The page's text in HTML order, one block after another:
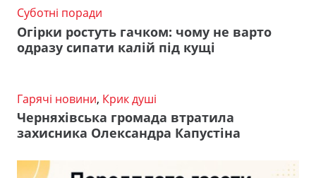
Суботні поради
Огірки ростуть гачком: чому не варто
одразу сипати калій під кущі
Гарячі новини, Крик душі
Черняхівська громада втратила
захисника Олександра Капустіна